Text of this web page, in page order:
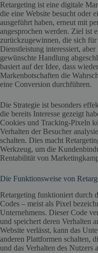
Retargeting ist eine digitale
die eine Website besucht oder
ausgeführt haben, erneut mit
angesprochen werden. Ziel ist
zurückzugewinnen, die sich
Dienstleistung interessiert,
gewünschte Handlung
basiert auf der Idee, dass
Markenbotschaften die
eine Conversion durchführen.
Die Strategie ist besonders
die bereits Interesse gezeigt
Cookies und Tracking-Pixeln
Verhalten der Besucher
schalten. Dies macht
Werkzeug, um die
Rentabilität von
Die Funktionsweise von
Retargeting funktioniert durch
Codes – meist als Pixel
Unternehmens. Dieser Code
und speichert deren Verhalten
Website verlässt, kann das
anderen Plattformen schalten,
und das Verhalten des Nutzers